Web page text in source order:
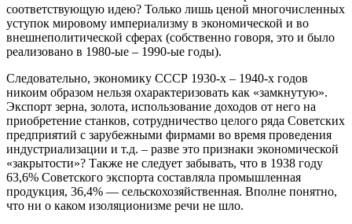
соответствующую идею? Только лишь ценой многочисленных
уступок мировому империализму в экономической и во
внешнеполитической сферах (собственно говоря, это и было
реализовано в 1980-ые – 1990-ые годы).
Следовательно, экономику СССР 1930-х – 1940-х годов
никоим образом нельзя охарактеризовать как «замкнутую».
Экспорт зерна, золота, использование доходов от него на
приобретение станков, сотрудничество целого ряда Советских
предприятий с зарубежными фирмами во время проведения
индустриализации и т.д. – разве это признаки экономической
«закрытости»? Также не следует забывать, что в 1938 году
63,6% Советского экспорта составляла промышленная
продукция, 36,4% — сельскохозяйственная. Вполне понятно,
что ни о каком изоляционизме речи не шло.